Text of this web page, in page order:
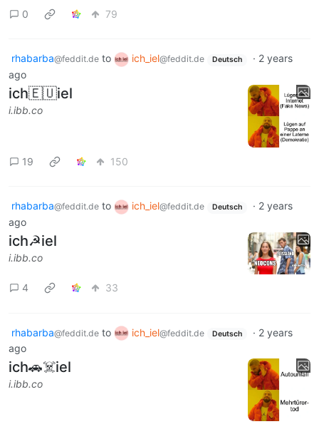
0 79
rhabarba@feddit.de to ich_iel@feddit.de Deutsch · 2 years
ago
ich🇪🇺iel
i.ibb.co
19 150
rhabarba@feddit.de to ich_iel@feddit.de Deutsch · 2 years
ago
ich☭iel
i.ibb.co
4 33
rhabarba@feddit.de to ich_iel@feddit.de Deutsch · 2 years
ago
ich🚗☠️iel
i.ibb.co